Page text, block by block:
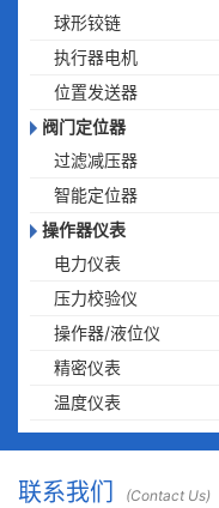
球形铰链
执行器电机
位置发送器
阀门定位器
过滤减压器
智能定位器
操作器仪表
电力仪表
压力校验仪
操作器/液位仪
精密仪表
温度仪表
联系我们 (Contact Us)